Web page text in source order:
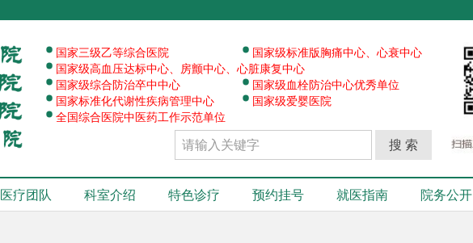
· 国家三级乙等综合医院 ·国家级标准版胸痛中心、心衰中心
· 国家级高血压达标中心、房颤中心、心脏康复中心
· 国家级综合防治卒中中心 ·国家级血栓防治中心优秀单位
· 国家标准化代谢性疾病管理中心 ·国家级爱婴医院
· 全国综合医院中医药工作示范单位
搜 索
医疗团队 科室介绍 特色诊疗 预约挂号 就医指南 院务公开